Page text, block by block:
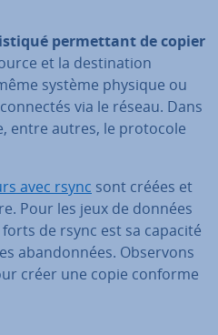
per­met­tant de copier
et la des­ti­na­tion
système physique ou
via le réseau. Dans
entre autres, le protocole
avec rsync sont créées et
Pour les jeux de données
de rsync est sa capacité
aban­don­nées. Observons
créer une copie conforme